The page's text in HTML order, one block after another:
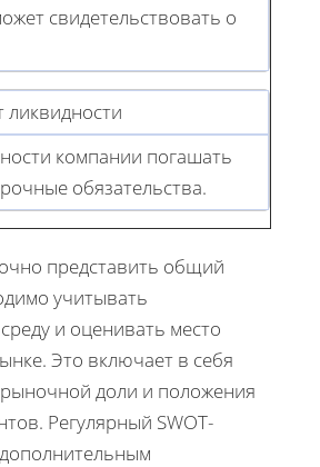
свидетельствовать о
компании погашать
обязательства.
представить общий
учитывать
и оценивать место
Это включает в себя
доли и положения
Регулярный SWOT-